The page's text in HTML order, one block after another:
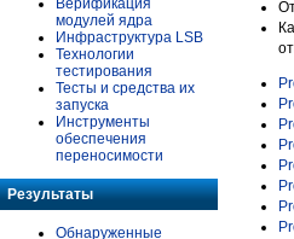
модулей ядра
Инфраструктура LSB
Технологии
тестирования
Тесты и средства их
запуска
Инструменты
обеспечения
переносимости
Результаты
Обнаруженные